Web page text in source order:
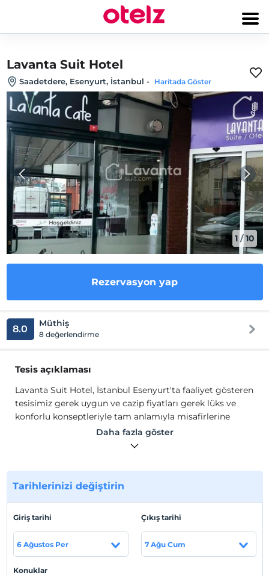
Lavanta Suit Hotel
Saadetdere, Esenyurt, İstanbul - Haritada Göster
1 /10
Rezervasyon yap
8.0 Müthiş
8 değerlendirme
Tesis açıklaması
Lavanta Suit Hotel, İstanbul Esenyurt'ta faaliyet gösteren
tesisimiz gerek uygun ve cazip fiyatları gerek lüks ve
konforlu konseptleriyle tam anlamıyla misafirlerine
ayrıcalıklı bir konaklama imkanı sunmaktadır. Hijyen ve
güvenliğinde üst seviye personeller tarafından kontrolü
ve dinginliğini sunuyoruz.
Lavanta Suit Hotel, 7/24 açık resepsiyon ve güvenlik
misafirlerimize kusursuz konaklama imkanı sunmak
adına tam profesyonel kadromuzla tek kullanımlık
terliğinize kadar düşünülmüş odalarımızda sizleri
Daha fazla göster
Tarihlerinizi değiştirin
Giriş tarihi
6 Ağustos Per
Çıkış tarihi
7 Ağu Cum
Konuklar